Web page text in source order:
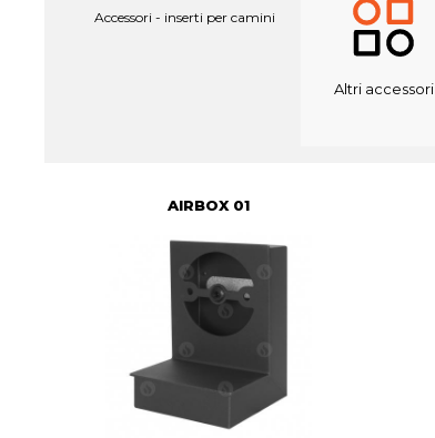
Accessori - inserti per camini
Altri accessori
AIRBOX 01